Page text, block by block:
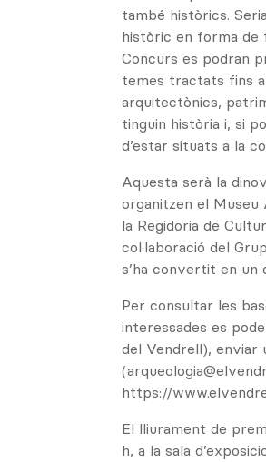
també històrics.
històric en forma de
Concurs es podran
temes tractats fins
arquitectònics,
tinguin història i, si
d’estar situats a la
Aquesta serà la
organitzen el
la Regidoria de
col·laboració del
s’ha convertit en un
Per consultar les
interessades es
del Vendrell),
https://
El lliurament de
h, a la sala